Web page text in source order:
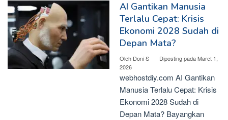
AI Gantikan Manusia
Terlalu Cepat: Krisis
Ekonomi 2028 Sudah di
Depan Mata?
Oleh Doni S Diposting padaMaret 1,
2026
webhostdiy.com AI Gantikan
Manusia Terlalu Cepat: Krisis
Ekonomi 2028 Sudah di
Depan Mata? Bayangkan